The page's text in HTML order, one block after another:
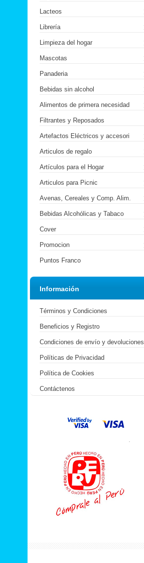
Lacteos
Librería
Limpieza del hogar
Mascotas
Panaderia
Bebidas sin alcohol
Alimentos de primera necesidad
Filtrantes y Reposados
Artefactos Eléctricos y accesori
Articulos de regalo
Artículos para el Hogar
Articulos para Picnic
Avenas, Cereales y Comp. Alim.
Bebidas Alcohólicas y Tabaco
Cover
Promocion
Puntos Franco
Información
Términos y Condiciones
Beneficios y Registro
Condiciones de envío y devoluciones
Políticas de Privacidad
Política de Cookies
Contáctenos
.